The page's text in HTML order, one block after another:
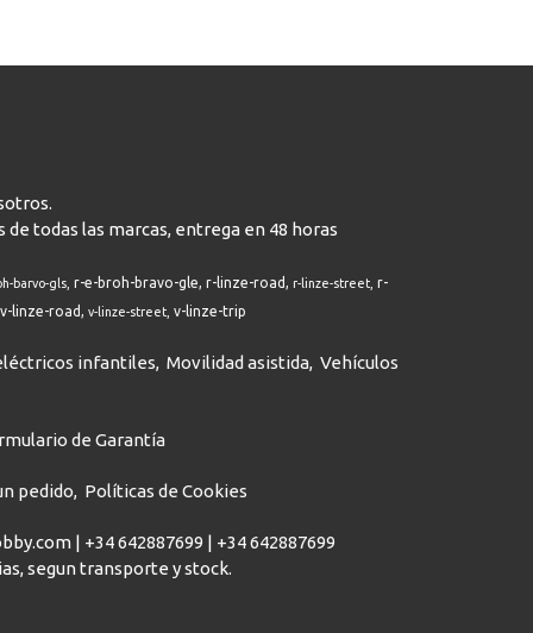
todas las marcas, entrega en 48 horas
barvo-gls r-e-broh-bravo-gle r-linze-road r-linze-street r-
v-linze-road
v-linze-street v-linze-trip
infantiles Movilidad asistida Vehículos
de Garantía
pedido Políticas de Cookies
| +34 642887699 | +34 642887699
segun transporte y stock.